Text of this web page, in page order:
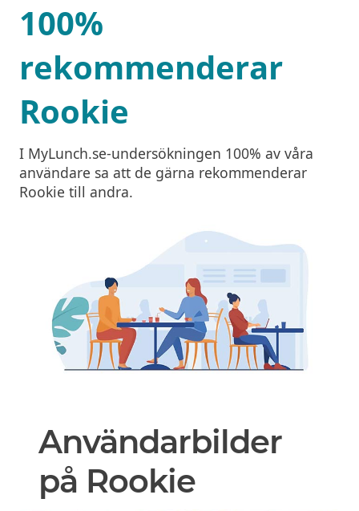
100%
rekommenderar
Rookie
I MyLunch.se-undersökningen 100% av våra
användare sa att de gärna rekommenderar
Rookie till andra.
Användarbilder
på Rookie